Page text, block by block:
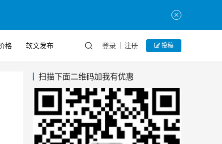
格 软文发布 登录 注册 投稿
扫描下面二维码加我有优惠